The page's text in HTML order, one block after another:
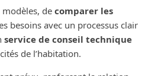
decomparer les
besoins avec un processus clair
service de conseil technique
de l’habitation.